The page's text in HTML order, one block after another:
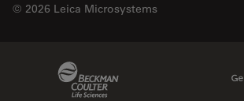
© 2026 Leica Microsystems